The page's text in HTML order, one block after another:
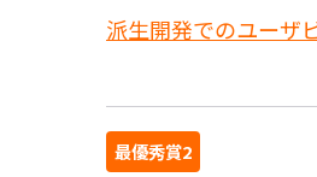
派生開発でのユーザ
最優秀賞2